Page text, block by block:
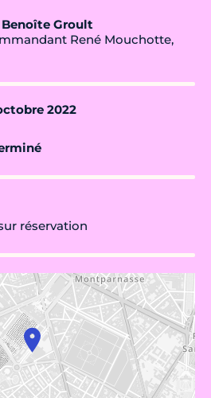
Groult
René Mouchotte,
2022
réservation